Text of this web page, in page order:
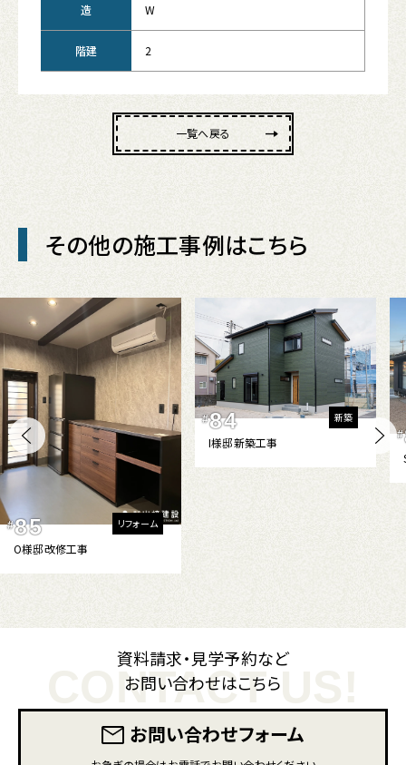
造 W
階建 2
一覧へ戻る
その他の施工事例はこちら
#85 リフォーム
O様邸改修工事
#84 新築
I様邸新築工事
#
CONTACT US!
資料請求・見学予約など
お問い合わせはこちら
お問い合わせフォーム